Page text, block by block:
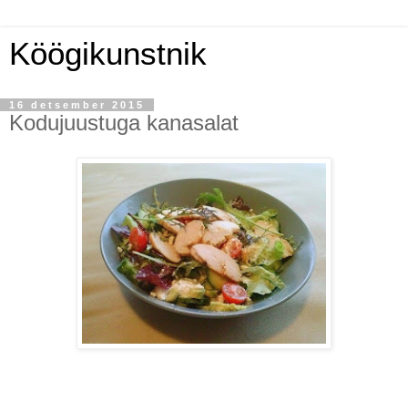
Köögikunstnik
16 detsember 2015
Kodujuustuga kanasalat